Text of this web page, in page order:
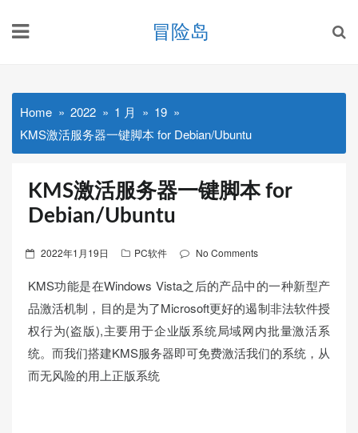
冒险岛
Home 2022 1 月
19
KMS激活服务器一键脚本 for Debian/Ubuntu
KMS激活服务器一键脚本 for
Debian/Ubuntu
Posted
2022年1月19日 PC软件 No Comments
KMS功能是在Windows Vista之后的产品中的一种新型产
品激活机制，目的是为了Microsoft更好的遏制非法软件授
权行为(盗版),主要用于企业版系统局域网内批量激活系
统。而我们搭建KMS服务器即可免费激活我们的系统，从
而无风险的用上正版系统